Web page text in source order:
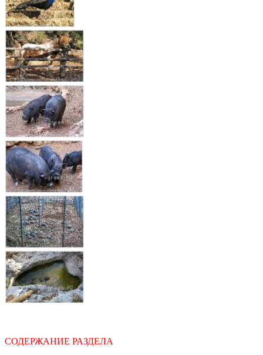
СОДЕРЖАНИЕ РАЗДЕЛА